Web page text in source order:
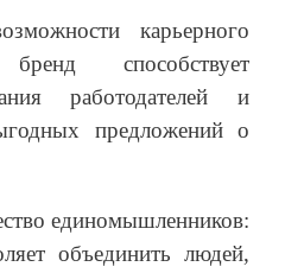
карьерного
способствует
работодателей и
предложений о
единомышленников:
объединить людей,